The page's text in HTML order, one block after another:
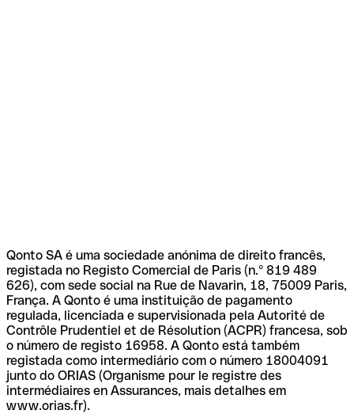
Qonto SA é uma sociedade anónima de direito francês,
registada no Registo Comercial de Paris (n.º 819 489
626), com sede social na Rue de Navarin, 18, 75009 Paris,
França. A Qonto é uma instituição de pagamento
regulada, licenciada e supervisionada pela Autorité de
Contrôle Prudentiel et de Résolution (ACPR) francesa, sob
o número de registo 16958. A Qonto está também
registada como intermediário com o número 18004091
junto do ORIAS (Organisme pour le registre des
intermédiaires en Assurances, mais detalhes em
www.orias.fr).